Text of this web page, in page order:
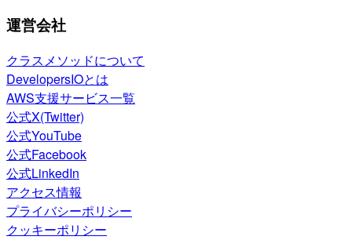
運営会社
クラスメソッドについて
DevelopersIOとは
AWS支援サービス一覧
公式X(Twitter)
公式YouTube
公式Facebook
公式LinkedIn
アクセス情報
プライバシーポリシー
クッキーポリシー